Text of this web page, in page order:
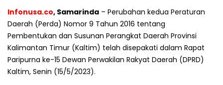
Infonusa.co, Samarinda – Perubahan kedua Peraturan
Daerah (Perda) Nomor 9 Tahun 2016 tentang
Pembentukan dan Susunan Perangkat Daerah Provinsi
Kalimantan Timur (Kaltim) telah disepakati dalam Rapat
Paripurna ke-15 Dewan Perwakilan Rakyat Daerah (DPRD)
Kaltim, Senin (15/5/2023).